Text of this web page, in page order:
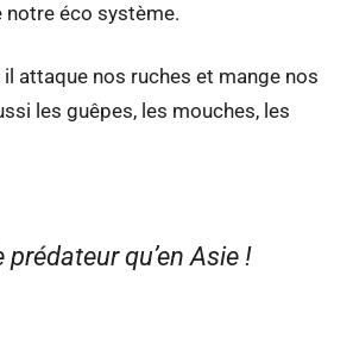
éco système.
il attaque nos ruches et mange nos
les guêpes, les mouches, les
prédateur qu’en Asie !